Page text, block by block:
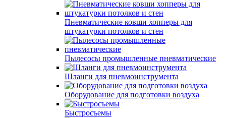
Пневматические ковши хопперы для
штукатурки потолков и стен
Пылесосы промышленные пневматические
Шланги для пневмоинструмента
Оборудование для подготовки воздуха
Быстросъемы